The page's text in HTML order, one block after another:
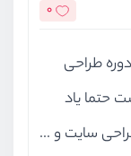
0
طراحی
حتما یاد
سایت و ...